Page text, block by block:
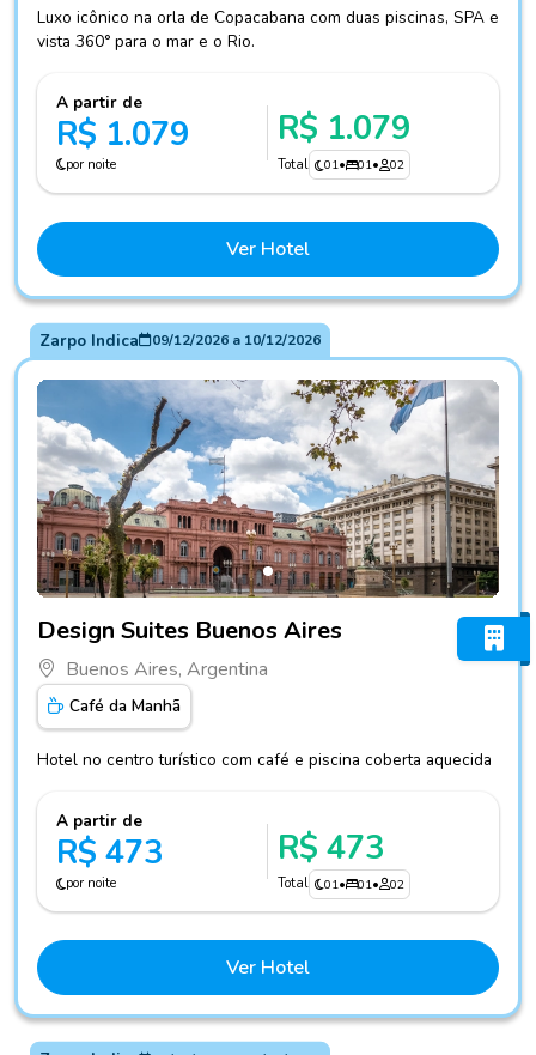
Luxo icônico na orla de Copacabana com duas piscinas, SPA e
vista 360° para o mar e o Rio.
A partir de
R$ 1.079
por noite
R$ 1.079
Total 01• 01• 02
Ver Hotel
Zarpo Indica 09/12/2026a 10/12/2026
Design Suites Buenos Aires
Buenos Aires, Argentina
Café da Manhã
Hotel no centro turístico com café e piscina coberta aquecida
A partir de
R$ 473
por noite
R$ 473
Total 01• 01• 02
Ver Hotel